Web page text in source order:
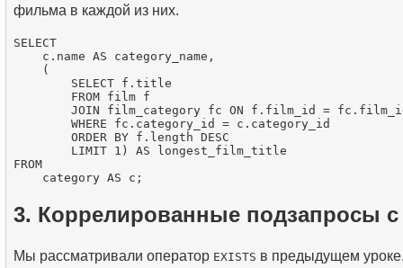
фильма в каждой из них.
SELECT
    c.name AS category_name,
    (
        SELECT f.title
        FROM film f
JOIN film_category fc ON f.film_id =
        WHERE fc.category_id = c.category_id
        ORDER BY f.length DESC
        LIMIT 1) AS longest_film_title
FROM
3. Коррелированные подзапросы с
Мы рассматривали оператор EXISTS в предыдущем